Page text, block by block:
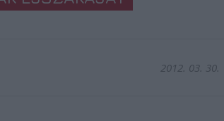
2012. 03. 30.